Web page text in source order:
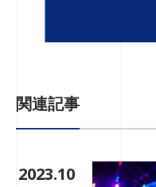
関連記事
2023.10